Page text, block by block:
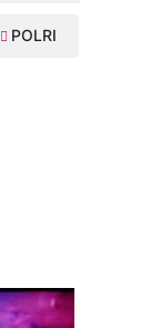
POLRI